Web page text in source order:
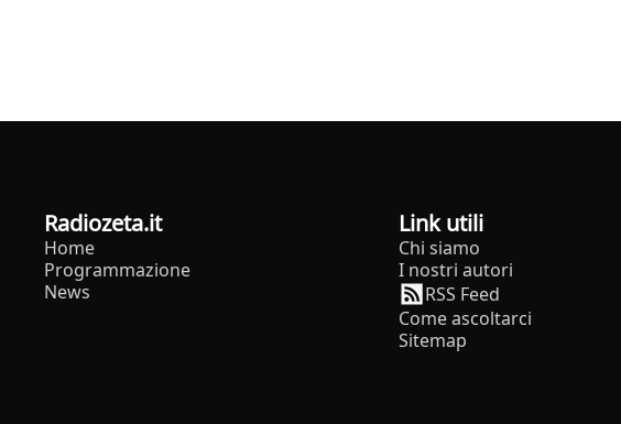
radiozeta.it
Home
Programmazione
News
Link utili
Chi siamo
I nostri autori
RSS Feed
Come ascoltarci
Sitemap